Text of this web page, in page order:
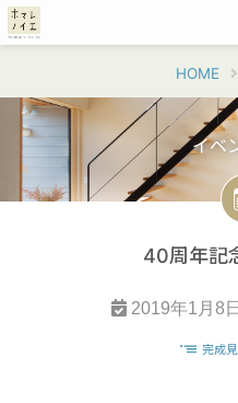
HOME
イベ
40周年記
2019年1月8
完成